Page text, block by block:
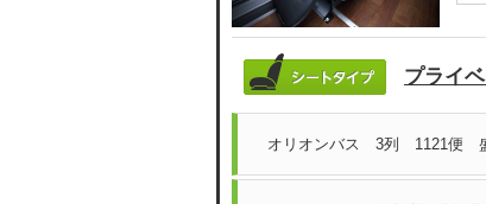
プライ
オリオンバス 3列 1121便